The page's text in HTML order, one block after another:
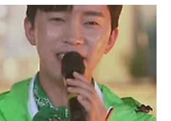
어 버리고 / Taken away 얄밉게 떠난 님아
리 사나이에 / Bushy haired boy 상처를 주